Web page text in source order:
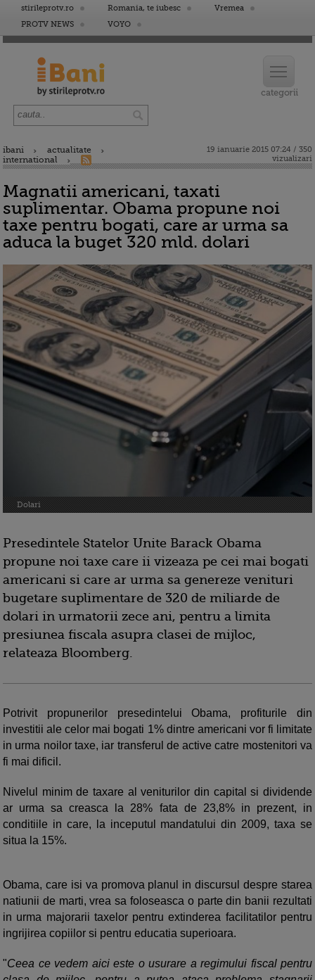
stirileprotv.ro Romania, te iubesc
Vremea
PROTV NEWS
VOYO
ibani
actualitate
international
19 ianuarie 2015 07:24 / 350
vizualizari
Magnatii americani, taxati
suplimentar. Obama propune noi
taxe pentru bogati, care ar urma sa
aduca la buget 320 mld. dolari
Dolari
Presedintele Statelor Unite Barack Obama
propune noi taxe care ii vizeaza pe cei mai bogati
americani si care ar urma sa genereze venituri
bugetare suplimentare de 320 de miliarde de
dolari in urmatorii zece ani, pentru a limita
presiunea fiscala asupra clasei de mijloc,
relateaza Bloomberg.
Potrivit propunerilor presedintelui Obama, profiturile din
investitii ale celor mai bogati 1% dintre americani vor fi limitate
in urma noilor taxe, iar transferul de active catre mostenitori va
fi mai dificil.
Nivelul minim de taxare al veniturilor din capital si dividende
ar urma sa creasca la 28% fata de 23,8% in prezent, in
conditiile in care, la inceputul mandatului din 2009, taxa se
situa la 15%.
Obama, care isi va promova planul in discursul despre starea
natiunii de marti, vrea sa foloseasca o parte din banii rezultati
in urma majorarii taxelor pentru extinderea facilitatilor pentru
ingrijirea copiilor si pentru educatia superioara.
"Ceea ce vedem aici este o usurare a regimului fiscal pentru